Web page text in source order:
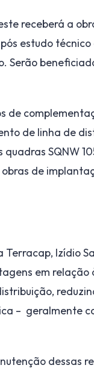
receberá a
estudo
de
de linha de
SQNW
de
Terracap, Izídio
em relação
– geralmente
dessas